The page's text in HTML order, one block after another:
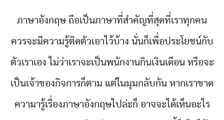
ภาษาอังกฤษ ถือเป็นภาษาที่สำคัญที่สุดที่เราทุกคน
ควรจะมีความรู้ติดตัวเอาไว้บ้าง นั่นก็เพื่อประโยชน์กับ
ตัวเราเอง ไม่ว่าเราจะเป็นพนักงานกินเงินเดือน หรือจะ
เป็นเจ้าของกิจการก็ตาม แต่ในมุมกลับกัน หากเราขาด
ความารู้เรื่องภาษาอังกฤษไปล่ะก็ อาจจะได้เห็นอะไร